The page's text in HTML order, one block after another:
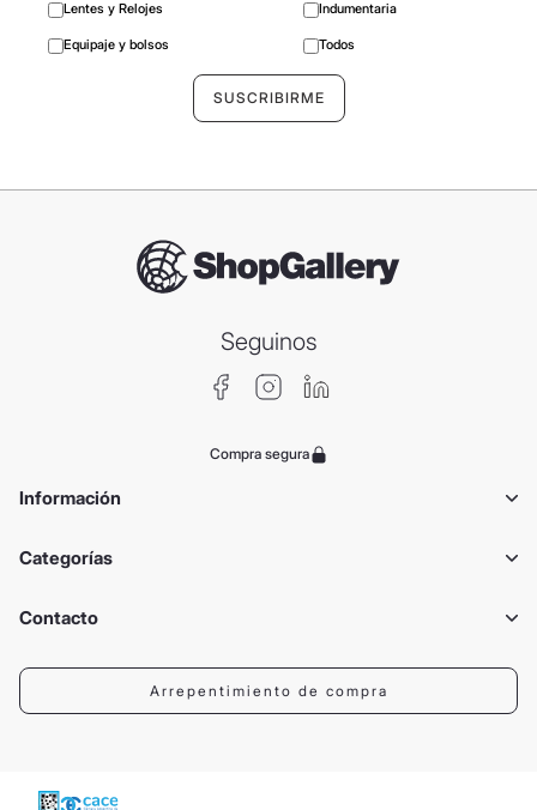
Lentes y Relojes Indumentaria
Equipaje y bolsos Todos
Seguinos
Compra segura
Información
Categorías
Contacto
Arrepentimiento de compra